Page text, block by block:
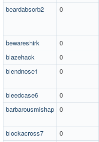
beardabsorb2
0
bewareshirk
0
blazehack
0
blendnose1
0
bleedcase6
0
barbarousmishap 0
blockacross7
0